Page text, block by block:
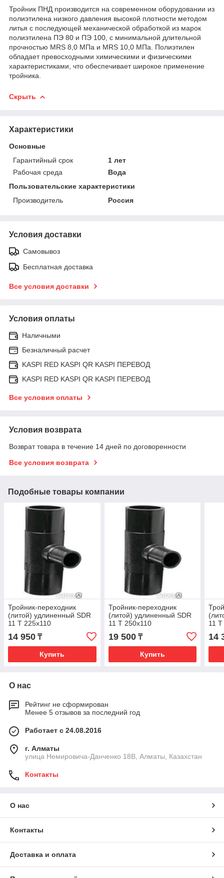
Тройник ПНД производится на современном оборудовании из
полиэтилена низкого давления высокой плотности методом
литья с последующей механической обработкой из марок
полиэтилена ПЭ 80 и ПЭ 100, с минимальной длительной
прочностью MRS 8,0 МПа и MRS 10,0 МПа. Полиэтилен
обладает превосходными химическими и физическими
характеристиками, что обеспечивает широкое применение
тройника.
Скрыть
Характеристики
Основные
Гарантийный срок
1 лет
Рабочая среда
Вода
Пользовательские характеристики
Производитель
Россия
Условия доставки
Самовывоз
Бесплатная доставка
Все условия доставки
Условия оплаты
Наличными
Безналичный расчет
KASPI RED KASPI QR KASPI ПЕРЕВОД
KASPI RED KASPI QR KASPI ПЕРЕВОД
Все условия оплаты
Условия возврата
Возврат товара в течение 14 дней по договоренности
Все условия возврата
Подобные товары компании
Тройник-переходник
(литой) удлиненный SDR
11 Т 225х110
14 950 ₸
Купить
Тройник-переходник
(литой) удлиненный SDR
11 Т 250х110
19 500₸
Купить
11
14
О нас
Рейтинг не сформирован
Менее 5 отзывов за последний год
Работает с 24.08.2016
г. Алматы
улица Немировича-Данченко 18В, Алматы, Казахстан
Контакты
О нас
Контакты
Доставка и оплата